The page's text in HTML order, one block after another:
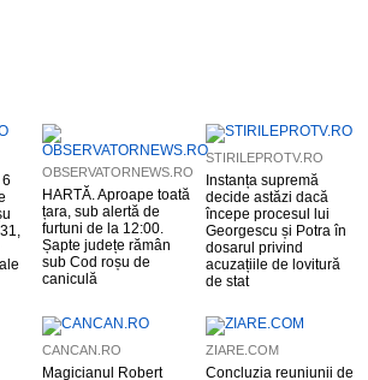
OBSERVATORNEWS.RO
HARTĂ. Aproape toată
țara, sub alertă de
furtuni de la 12:00.
Șapte județe rămân
sub Cod roșu de
caniculă
STIRILEPROTV.RO
Instanța supremă
decide astăzi dacă
începe procesul lui
Georgescu și Potra în
dosarul privind
acuzațiile de lovitură
de stat
CANCAN.RO
Magicianul Robert
ZIARE.COM
Concluzia reuniunii de